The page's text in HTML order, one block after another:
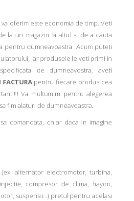
oferim este economia de timp. Veti
la un magazin la altul si de a cauta
pentru dumneavoastra. Acum puteti
iar produsele le veti primi in
de dumneavostra, aveti
FACTURApentru fiecare produs cea
Va multumim pentru alegerea
fim alaturi de dumneavoastra.
comandata, chiar daca in imagine
alternator electromotor, turbina,
compresor de clima, hayon,
suspensii...) pretul pentru acelasi